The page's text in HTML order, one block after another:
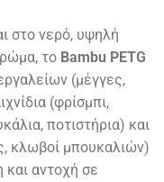
στο νερό, υψηλή
το Bambu PETG
(μέγγες,
(φρίσμπι,
ποτιστήρια) και
κλωβοί μπουκαλιών)
και αντοχή σε